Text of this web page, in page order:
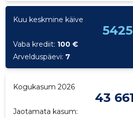
Kuu keskmine käive
Vaba krediit: 100 €
Arvelduspäevi: 7
Kogukasum 2026
43
Jaotamata kasum: